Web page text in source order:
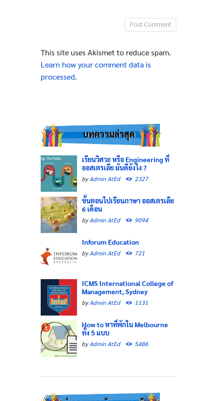
This site uses Akismet to reduce spam.
Learn how your comment data is
processed.
บทความล่าสุด
เรียนวิศวะ หรือ Engineering ที่
ออสเตรเลีย มันดียังไง ?
byAdmin AtEd 2327
ขั้นตอนไปเรียนภาษา ออสเตรเลีย
6 เดือน
byAdmin AtEd 9094
Inforum Education
byAdmin AtEd 721
ICMS International College of
Management, Sydney
byAdmin AtEd 1131
How to หาที่พักใน Melbourne
ทั้ง 5 แบบ
byAdmin AtEd 5486